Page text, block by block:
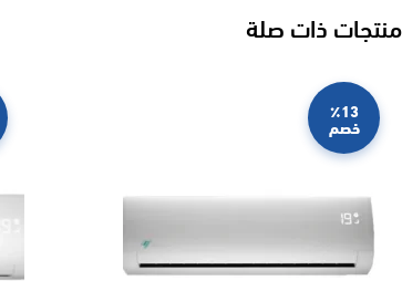
منتجات ذات صلة
٪13
خصم